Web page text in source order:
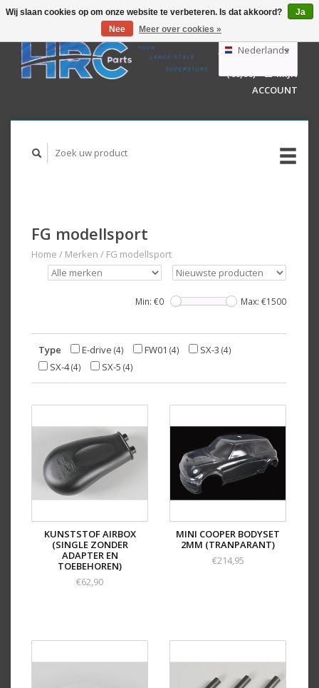
GBP
AUD
Nederlands
Deutsch
English
WINKELWAGEN
(€0,00)
MIJN
ACCOUNT
FG modellsport
Home / Merken / FG modellsport
Min: €0 Max: €1500
Type E-drive (4) FW01 (4) SX-3 (4)
SX-4(4) SX-5 (4)
KUNSTSTOF AIRBOX
(SINGLE ZONDER
ADAPTER EN
TOEBEHOREN)
€62,90
MINI COOPER BODYSET
2MM (TRANPARANT)
€214,95
Wij slaan cookies op om onze website te verbeteren. Is dat akkoord?
Ja
Nee
Meer over cookies »